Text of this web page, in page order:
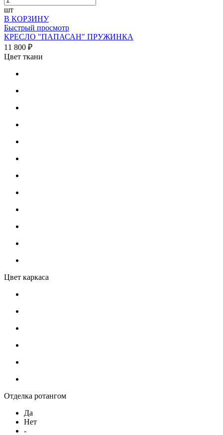
шт
В КОРЗИНУ
Быстрый просмотр
КРЕСЛО "ПАПАСАН" ПРУЖИНКА
11 800 ₽
Цвет ткани
Цвет каркаса
Отделка ротангом
Да
Нет
-